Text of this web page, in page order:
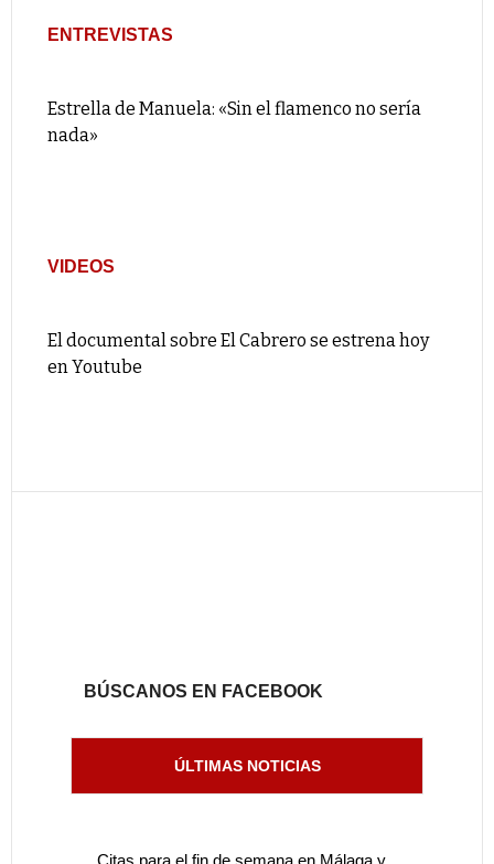
ENTREVISTAS
Estrella de Manuela: «Sin el flamenco no sería
nada»
VIDEOS
El documental sobre El Cabrero se estrena hoy
en Youtube
BÚSCANOS EN FACEBOOK
ÚLTIMAS NOTICIAS
Citas para el fin de semana en Málaga y